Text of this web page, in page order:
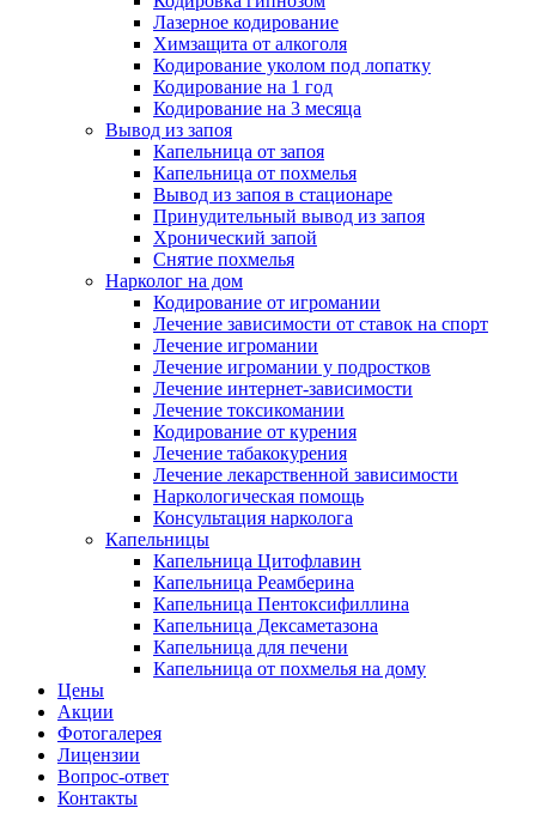
Лазерное кодирование
Химзащита от алкоголя
Кодирование уколом под лопатку
Кодирование на 1 год
Кодирование на 3 месяца
Вывод из запоя
Капельница от запоя
Капельница от похмелья
Вывод из запоя в стационаре
Принудительный вывод из запоя
Хронический запой
Снятие похмелья
Нарколог на дом
Кодирование от игромании
Лечение зависимости от ставок на спорт
Лечение игромании
Лечение игромании у подростков
Лечение интернет-зависимости
Лечение токсикомании
Кодирование от курения
Лечение табакокурения
Лечение лекарственной зависимости
Наркологическая помощь
Консультация нарколога
Капельницы
Капельница Цитофлавин
Капельница Реамберина
Капельница Пентоксифиллина
Капельница Дексаметазона
Капельница для печени
Капельница от похмелья на дому
Цены
Акции
Фотогалерея
Лицензии
Вопрос-ответ
Контакты